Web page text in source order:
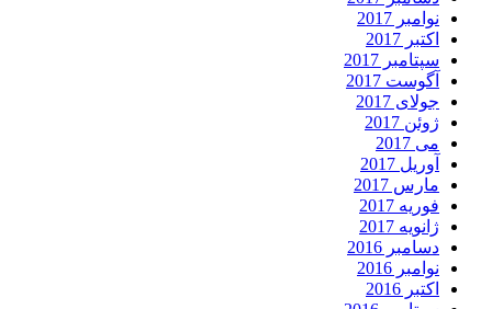
نوامبر 2017
اکتبر 2017
سپتامبر 2017
آگوست 2017
جولای 2017
ژوئن 2017
می 2017
آوریل 2017
مارس 2017
فوریه 2017
ژانویه 2017
دسامبر 2016
نوامبر 2016
اکتبر 2016